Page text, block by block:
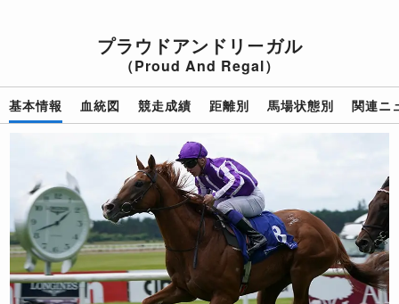
プラウドアンドリーガル
（Proud And Regal）
基本情報 血統図 競走成績 距離別 馬場状態別 関連ニ